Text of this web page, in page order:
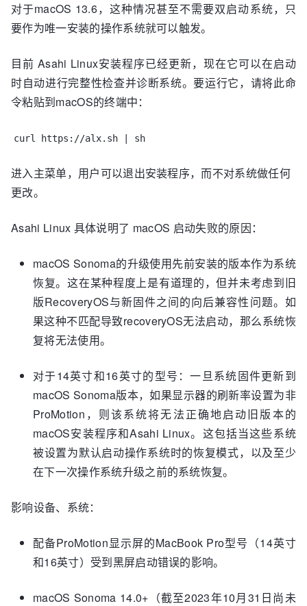
对于macOS 13.6，这种情况甚至不需要双启动系统，只
要作为唯一安装的操作系统就可以触发。
目前 Asahi Linux安装程序已经更新，现在它可以在启动
时自动进行完整性检查并诊断系统。要运行它，请将此命
令粘贴到macOS的终端中：
curl https://alx.sh | sh
进入主菜单，用户可以退出安装程序，而不对系统做任何
更改。
Asahi Linux 具体说明了 macOS 启动失败的原因：
macOS Sonoma的升级使用先前安装的版本作为系统
恢复。这在某种程度上是有道理的，但并未考虑到旧
版RecoveryOS与新固件之间的向后兼容性问题。如
果这种不匹配导致recoveryOS无法启动，那么系统恢
复将无法使用。
对于14英寸和16英寸的型号：一旦系统固件更新到
macOS Sonoma版本，如果显示器的刷新率设置为非
ProMotion，则该系统将无法正确地启动旧版本的
macOS安装程序和Asahi Linux。这包括当这些系统
被设置为默认启动操作系统时的恢复模式，以及至少
在下一次操作系统升级之前的系统恢复。
影响设备、系统：
配备ProMotion显示屏的MacBook Pro型号（14英寸
和16英寸）受到黑屏启动错误的影响。
macOS Sonoma 14.0+（截至2023年10月31日尚未